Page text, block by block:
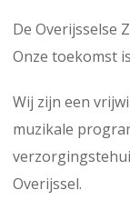
De Overijsselse
Onze toekomst
Wij zijn een
muzikale
Overijssel.